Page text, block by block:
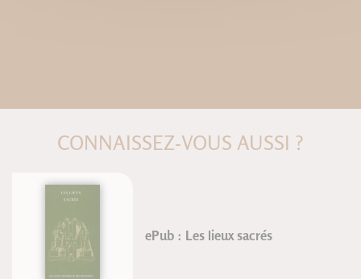
CONNAISSEZ-VOUS AUSSI ?
ePub : Les lieux sacrés